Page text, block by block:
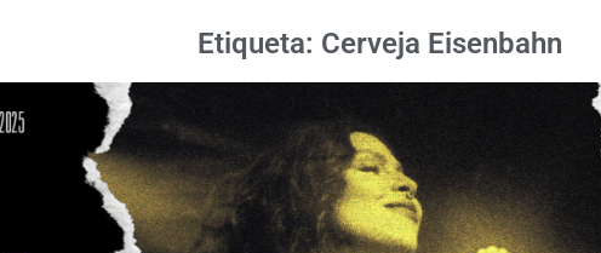
Etiqueta: Cerveja Eisenbahn